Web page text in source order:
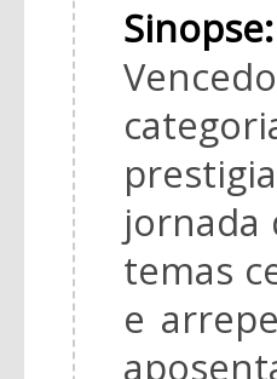
Sinopse:
jornada
temas
e